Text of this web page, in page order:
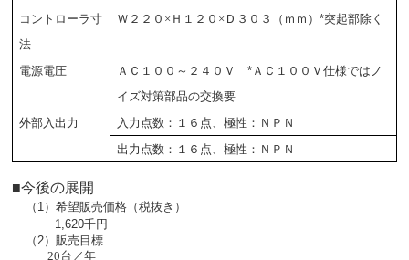
コントローラ寸
法
Ｗ２２０×Ｈ１２０×Ｄ３０３（ｍｍ）*突起部除く
電源電圧 ＡＣ１００～２４０Ｖ* ＡＣ１００Ｖ仕様ではノ
イズ対策部品の交換要
外部入出力
入力点数：１６点、極性：ＮＰＮ
出力点数：１６点、極性：ＮＰＮ
■今後の展開
（ 1 ）希望販売価格（税抜き）
1,620千円
（ 2）販売目標
20台／年